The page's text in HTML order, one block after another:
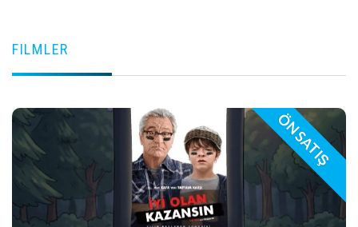
FILMLER
ÖN SATIŞ